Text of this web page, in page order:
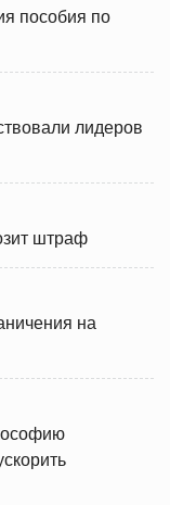
пособия по
лидеров
штраф
на